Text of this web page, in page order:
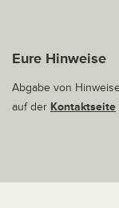
Eure Hinweise
Abgabe von
auf der Kontaktseite